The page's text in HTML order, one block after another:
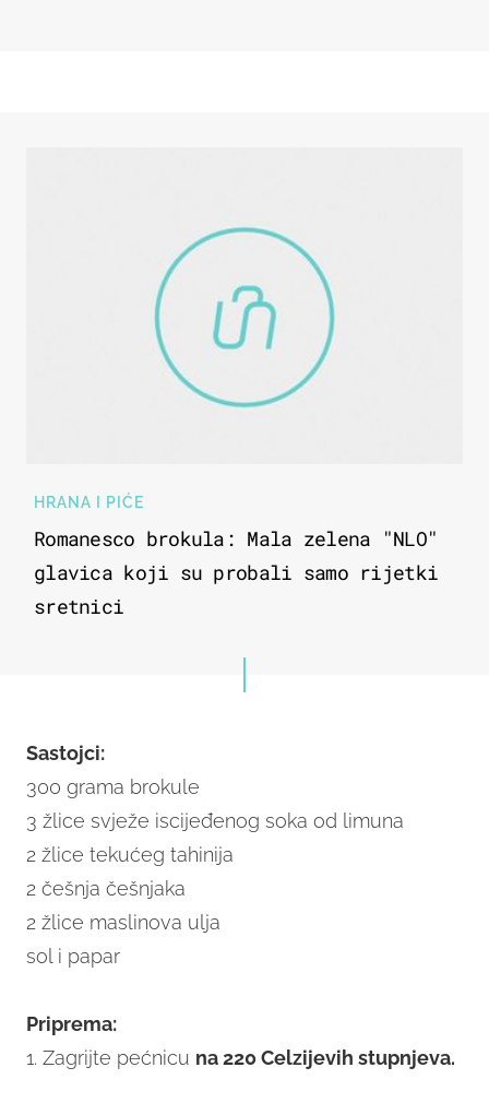
HRANA I PIĆE
Romanesco brokula: Mala zelena "NLO"
glavica koji su probali samo rijetki
sretnici
Sastojci:
300 grama brokule
3 žlice svježe iscijeđenog soka od limuna
2 žlice tekućeg tahinija
2 češnja češnjaka
2 žlice maslinova ulja
sol i papar
Priprema:
1. Zagrijte pećnicu na 220 Celzijevih stupnjeva.